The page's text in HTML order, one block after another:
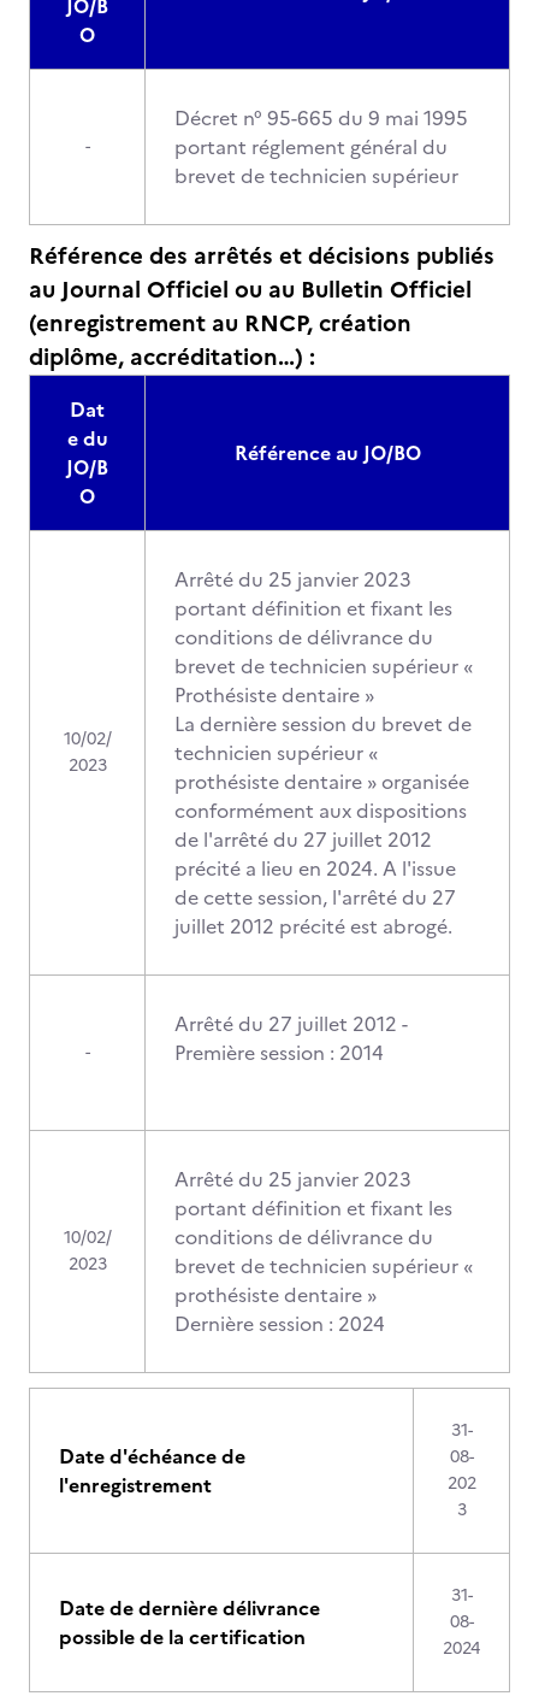
JO/B
O
-
Décret n° 95-665 du 9 mai 1995
portant réglement général du
brevet de technicien supérieur
Référence des arrêtés et décisions publiés
au Journal Officiel ou au Bulletin Officiel
(enregistrement au RNCP, création
diplôme, accréditation…) :
Dat
e du
JO/B
O
Référence au JO/BO
10/02/
2023
Arrêté du 25 janvier 2023
portant définition et fixant les
conditions de délivrance du
brevet de technicien supérieur «
Prothésiste dentaire »
La dernière session du brevet de
technicien supérieur «
prothésiste dentaire » organisée
conformément aux dispositions
de l'arrêté du 27 juillet 2012
précité a lieu en 2024. A l'issue
de cette session, l'arrêté du 27
juillet 2012 précité est abrogé.
-
Arrêté du 27 juillet 2012 -
Première session : 2014
10/02/
2023
Arrêté du 25 janvier 2023
portant définition et fixant les
conditions de délivrance du
brevet de technicien supérieur «
prothésiste dentaire »
Dernière session : 2024
Date d'échéance de
l'enregistrement
31-
08-
202
3
Date de dernière délivrance
possible de la certification
31-
08-
2024